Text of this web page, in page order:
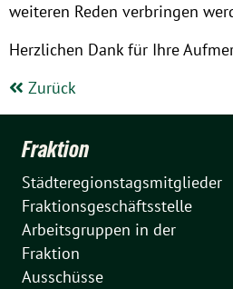
weiteren Reden verbringen
Herzlichen Dank für Ihre
Zurück
Fraktion
Städteregionstagsmitglieder
Fraktionsgeschäftsstelle
Arbeitsgruppen in der
Fraktion
Ausschüsse